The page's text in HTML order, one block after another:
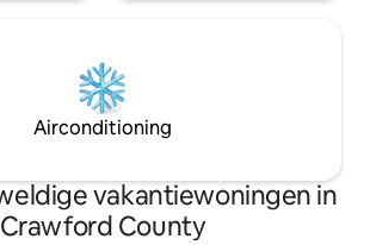
Airconditioning
vakantiewoningen in
Crawford County